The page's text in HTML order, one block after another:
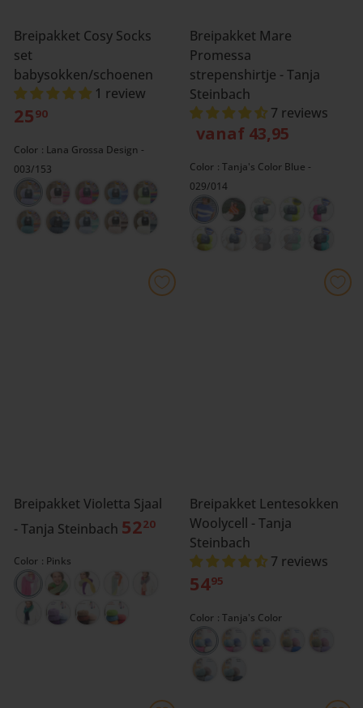
Breipakket Cosy Socks
set
babysokken/schoenen
1 review
2590
Color
Lana Grossa Design -
003/153
Breipakket Mare
Promessa
strepenshirtje - Tanja
Steinbach
7 reviews
vanaf 43,95
Color Tanja's Color Blue -
029/014
Breipakket Violetta Sjaal
- Tanja Steinbach 5220
Color Pinks
Breipakket Lentesokken
Woolycell - Tanja
Steinbach
7 reviews
5495
Color Tanja's Color